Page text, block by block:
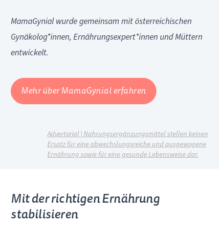
MamaGynial wurde gemeinsam mit österreichischen
Gynäkolog*innen, Ernährungsexpert*innen und Müttern
entwickelt.
Mehr über MamaGynial erfahren
Advertorial | Nahrungsergänzungsmittel stellen keinen
Ersatz für eine abwechslungsreiche und ausgewogene
Ernährung sowie für eine gesunde Lebensweise dar.
Mit der richtigen Ernährung
stabilisieren